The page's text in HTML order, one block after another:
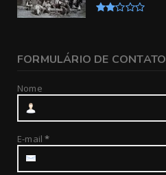
FORMULÁRIO DE CONTATO
Nome
E-mail*